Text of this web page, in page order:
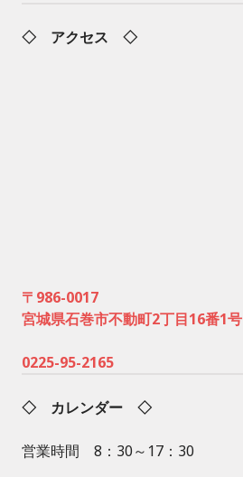
◇ アクセス ◇
〒986-0017
宮城県石巻市不動町2丁目16番1号
0225-95-2165
◇ カレンダー ◇
営業時間 8：30～17：30